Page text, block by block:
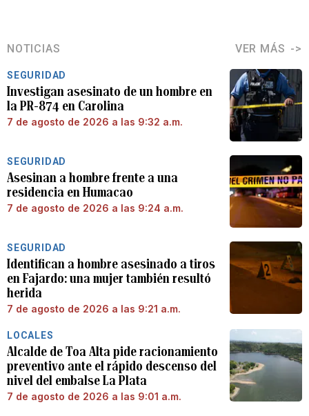
NOTICIAS VER MÁS
SEGURIDAD
Investigan asesinato de un hombre en
la PR-874 en Carolina
7 de agosto de 2026 a las 9:32 a.m.
SEGURIDAD
Asesinan a hombre frente a una
residencia en Humacao
7 de agosto de 2026 a las 9:24 a.m.
SEGURIDAD
Identifican a hombre asesinado a tiros
en Fajardo: una mujer también resultó
herida
7 de agosto de 2026 a las 9:21 a.m.
LOCALES
Alcalde de Toa Alta pide racionamiento
preventivo ante el rápido descenso del
nivel del embalse La Plata
7 de agosto de 2026 a las 9:01 a.m.